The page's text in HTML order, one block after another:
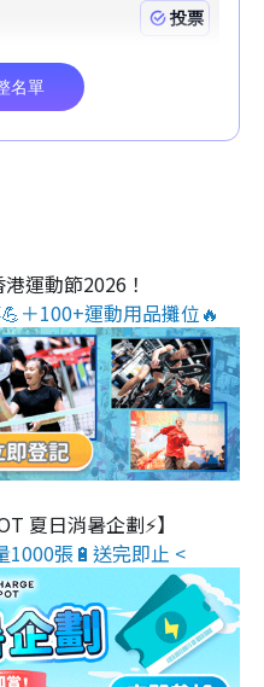
運動節2026！
＋100+運動用品攤位🔥
夏日消暑企劃⚡】
1000張🔋送完即止 <